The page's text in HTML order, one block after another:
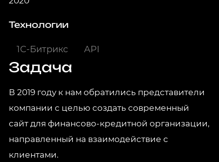
Технологии
1C-Битрикс API
Задача
В 2019 году к нам обратились представители
компании с целью создать современный
сайт для финансово-кредитной организации,
направленный на взаимодействие с
клиентами.